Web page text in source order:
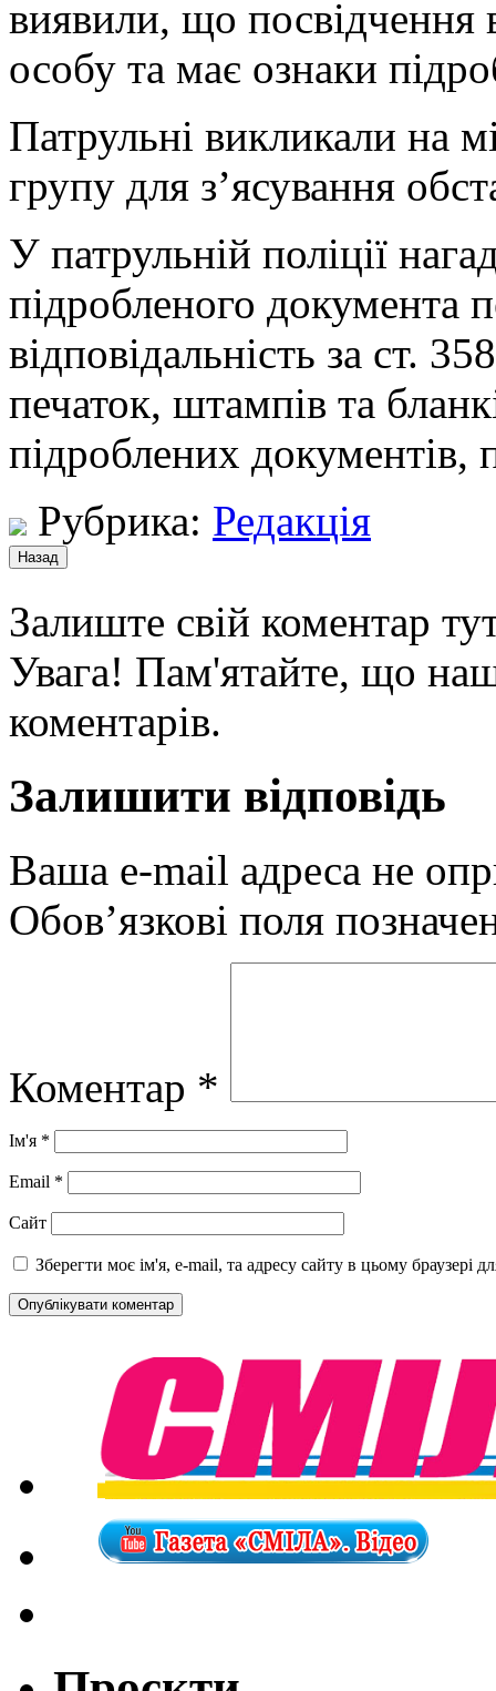
виявили, що посвідчення
особу та має ознаки
Патрульні викликали на
групу для з’ясування
У патрульній поліції
підробленого документа
відповідальність за ст.
печаток, штампів та
підроблених
Рубрика: Редакція
Залиште свій коментар
Увага! Пам'ятайте, що
коментарів.
Залишити відповідь
Ваша e-mail адреса не
Обов’язкові поля
Коментар *
Ім'я *
Email *
Сайт
Зберегти моє ім'я, e-mail, та адресу сайту в цьому браузері